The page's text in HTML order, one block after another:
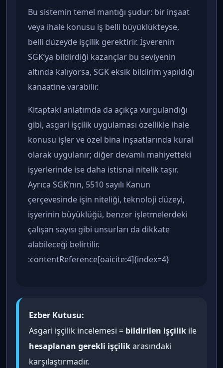
Bu sistemin temel mantığı şudur: bir inşaat
veya ihale konusu iş belli büyüklükteyse,
belli düzeyde işçilik gerektirir. İşverenin
SGK’ya bildirdiği kazançlar bu seviyenin
altında kalıyorsa, SGK eksik bildirim yapıldığı
kanaatine varabilir.
Kitaptaki anlatımda da açıkça vurgulandığı
gibi, asgari işçilik uygulaması özellikle ihale
konusu işler ve özel bina inşaatlarında kural
olarak uygulanır; diğer devamlı mahiyetteki
işyerlerinde ise daha istisnai nitelik taşır.
Ayrıca SGK’nın, 5510 sayılı Kanun
çerçevesinde işin niteliği, teknoloji düzeyi,
işyerinin büyüklüğü, benzer işletmelerdeki
çalışan sayısı gibi unsurları da dikkate
alabileceği belirtilir.
:contentReference[oaicite:4]{index=4}
Ezber Kutusu:
Asgari işçilik incelemesi = bildirilen işçilik ile
hesaplanan gerekli işçilikarasındaki
karşılaştırmadır.